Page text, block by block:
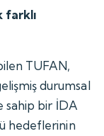
farklı
TUFAN,
durumsal
sahip bir İDA
hedeflerinin